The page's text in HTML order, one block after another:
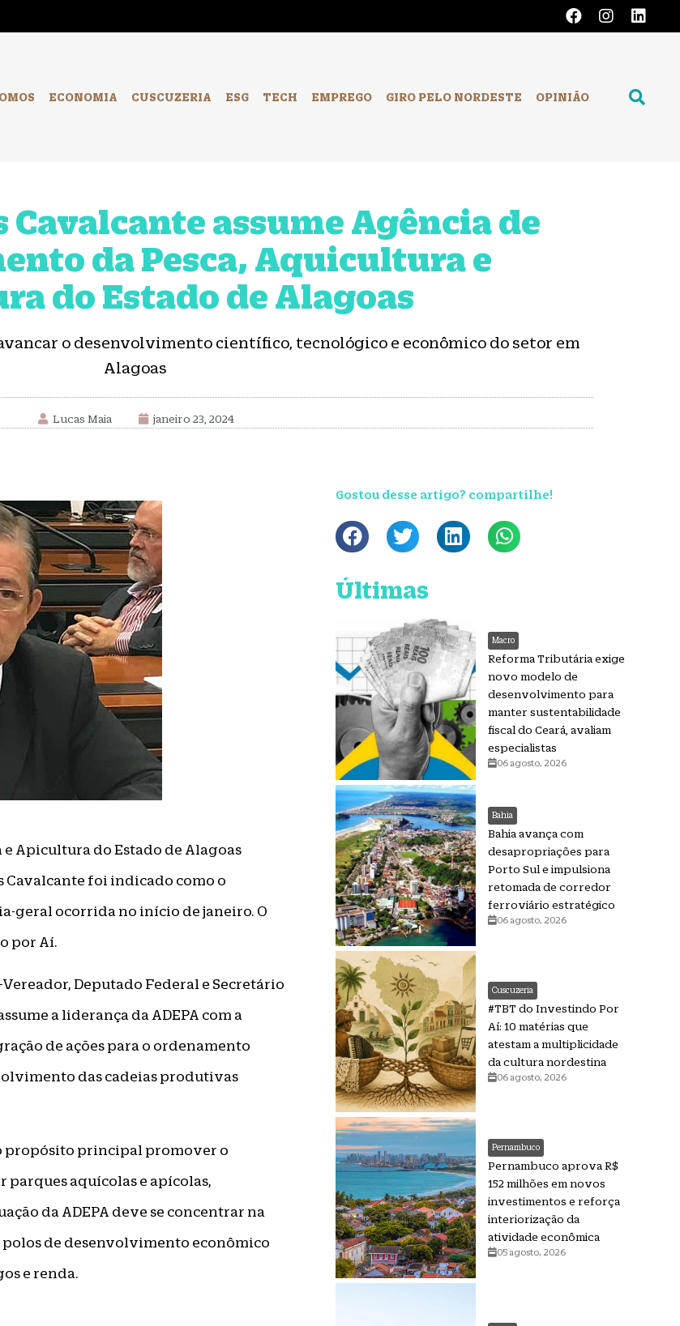
ECONOMIA CUSCUZERIA ESG TECH EMPREGO GIRO PELO NORDESTE OPINIÃO
Cavalcante assume Agência de
da Pesca, Aquicultura e
do Estado de Alagoas
o desenvolvimento científico, tecnológico e econômico do setor em
Alagoas
Lucas Maia janeiro 23, 2024
Apicultura do Estado de Alagoas
Cavalcante foi indicado como o
geral ocorrida no início de janeiro. O
por Aí.
Deputado Federal e Secretário
a liderança da ADEPA com a
de ações para o ordenamento
das cadeias produtivas
propósito principal promover o
aquícolas e apícolas,
da ADEPA deve se concentrar na
de desenvolvimento econômico
e renda.
Gostou desse artigo? compartilhe!
Últimas
Macro
Reforma Tributária exige
novo modelo de
desenvolvimento para
manter sustentabilidade
fiscal do Ceará, avaliam
especialistas
06 agosto, 2026
Bahia
Bahia avança com
desapropriações para
Porto Sul e impulsiona
retomada de corredor
ferroviário estratégico
06 agosto, 2026
Cuscuzeria
#TBT do Investindo Por
Aí: 10 matérias que
atestam a multiplicidade
da cultura nordestina
06 agosto, 2026
Pernambuco
Pernambuco aprova R$
152 milhões em novos
investimentos e reforça
interiorização da
atividade econômica
05 agosto, 2026